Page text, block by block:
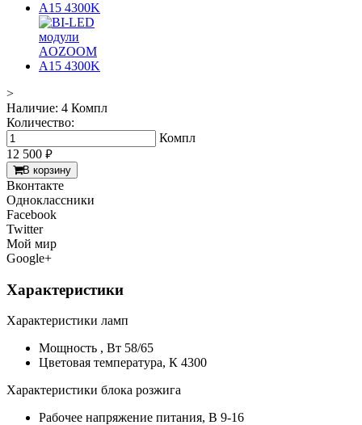
>
Наличие: 4 Компл
Количество:
Компл
12 500 руб.
В корзину
Вконтакте
Одноклассники
Facebook
Twitter
Мой мир
Google+
Характеристики
Характеристики ламп
Мощность , Вт 58/65
Цветовая температура, К 4300
Характеристики блока розжига
Рабочее напряжение питания, В 9-16